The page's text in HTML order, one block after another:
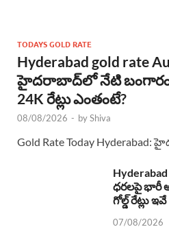
TODAYS GOLD RATE
Hyderabad gold rate
హైదరాబాద్‌లో నేటి బంగారం
24K రేట్లు ఎంతంటే?
08/08/2026 - byShiva
Gold Rate Today Hyderabad:
ధరలపై
గోల్డ్ రేట్లు ఇవే
07/08/2026